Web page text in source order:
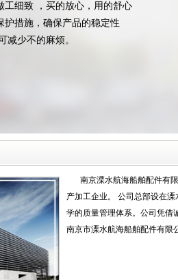
工细致 ，买的放心，用的舒心
护措施，确保产品的稳定性
减少不的麻烦。
南京溧水航海船舶配件有
产加工企业。 公司总部设在
学的质量管理体系。公司凭借
南京市溧水航海船舶配件有限